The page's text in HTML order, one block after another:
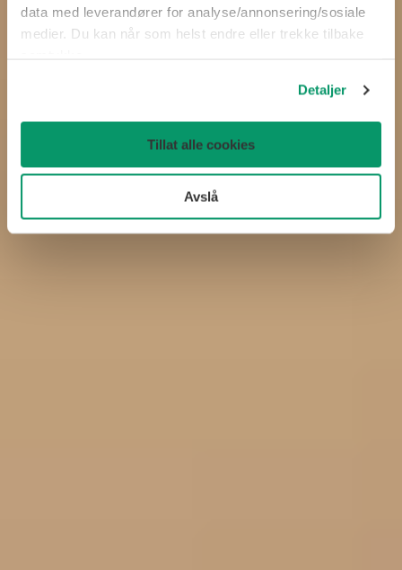
data med leverandører for analyse/annonsering/sosiale
medier. Du kan når som helst endre eller trekke tilbake
Detaljer
Tillat alle cookies
Avslå